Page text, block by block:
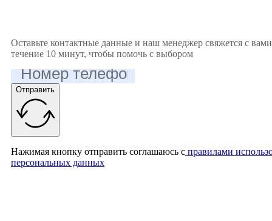
Оставьте контактные данные и наш менеджер свяжется с
течение 10 минут, чтобы помочь с выбором
Отправить
Нажимая кнопку отправить соглашаюсь с правилами
персональных данных